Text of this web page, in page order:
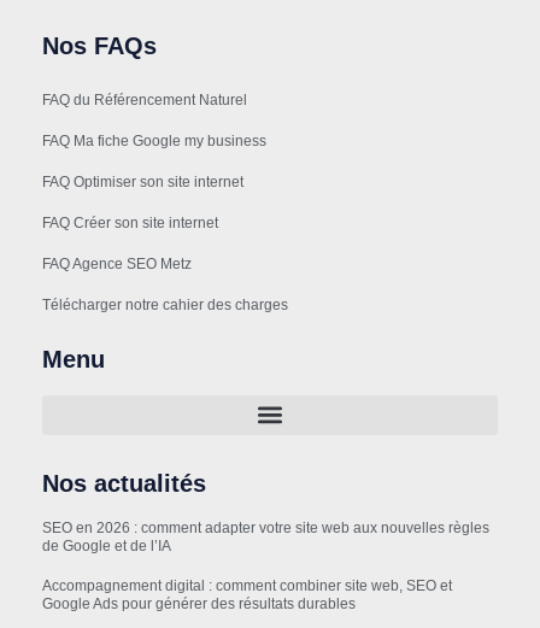
Nos FAQs
FAQ du Référencement Naturel
FAQ Ma fiche Google my business
FAQ Optimiser son site internet
FAQ Créer son site internet
FAQ Agence SEO Metz
Télécharger notre cahier des charges
Menu
Nos actualités
SEO en 2026 : comment adapter votre site web aux nouvelles règles
de Google et de l’IA
Accompagnement digital : comment combiner site web, SEO et
Google Ads pour générer des résultats durables